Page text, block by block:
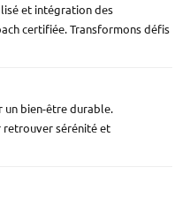
et intégration des
certifiée. Transformons défis
un bien-être durable.
retrouver sérénité et